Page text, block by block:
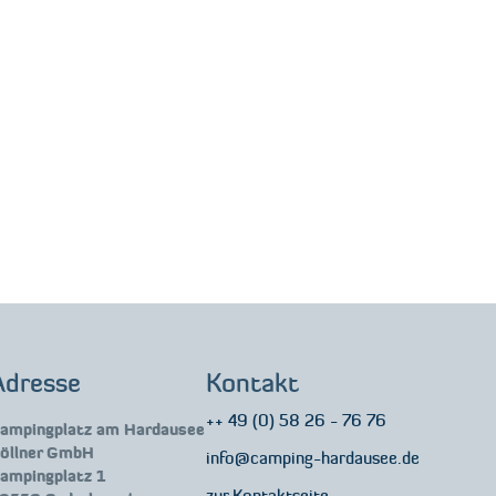
am Hardausee
GmbH
1
Kontakt
++ 49 (0) 58 26 - 76 76
info@camping-hardausee.de